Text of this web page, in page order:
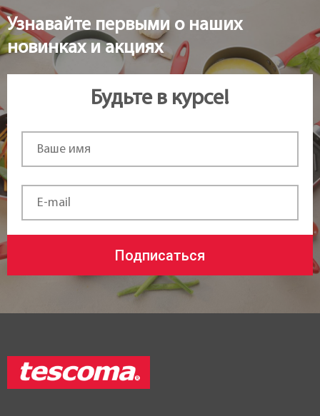
Узнавайте первыми о наших
новинках и акциях
Будьте в курсе!
Подписаться